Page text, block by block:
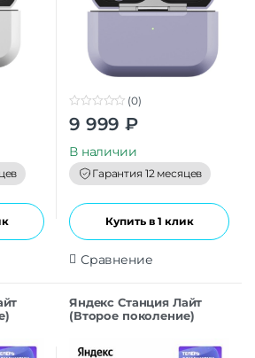
0
o
t
o
f
5
(0)
9 999 ₽
В наличии
Гарантия 12 месяцев
Купить в 1 клик
Сравнение
Яндекс Станция Лайт
(Второе поколение)